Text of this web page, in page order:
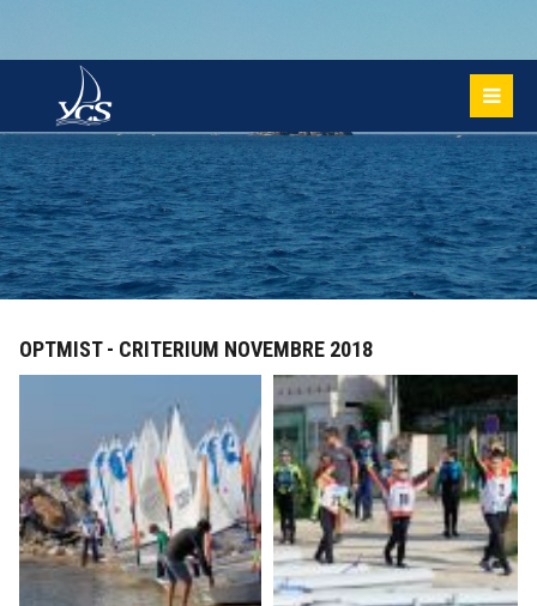
OPTMIST - CRITERIUM NOVEMBRE 2018